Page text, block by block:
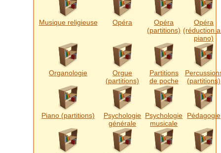
Musique religieuse Opéra
Opéra
(partitions)
Opéra
(réduction
piano)
Organologie
Orgue
(partitions)
Partitions
de poche
(partitions)
Piano (partitions)
Psychologie
générale
Psychologie
musicale
Pédagogie